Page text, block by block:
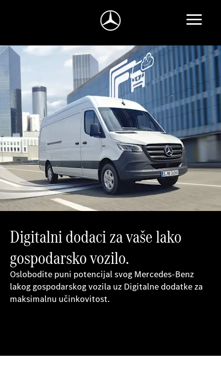
Digitalni dodaci za vaše lako
gospodarsko vozilo.
Oslobodite puni potencijal svog Mercedes-Benz
lakog gospodarskog vozila uz Digitalne dodatke za
maksimalnu učinkovitost.